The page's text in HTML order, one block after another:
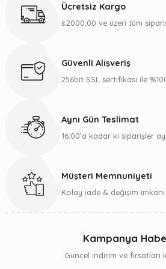
Görüş ve önerileriniz için teşekkür ederiz.
Ürün bilgilerinde hatalar bulunuyor.
Gönder
Ücretsiz Kargo
₺2000,00 ve üzeri tüm
Güvenli Alışveriş
256bit SSL sertifikası ile
Aynı Gün Teslimat
16:00’a kadar ki siparişler
Müşteri Memnuniyeti
Kolay iade & değişim
Kampanya
Güncel indirim ve fırsatları